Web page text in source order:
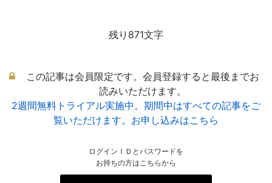
残り871文字
この記事は会員限定です。会員登録すると最後までお
読みいただけます。
2週間無料トライアル実施中。期間中はすべての記事をご
覧いただけます。お申し込みはこちら
ログインＩＤとパスワードを
お持ちの方はこちらから